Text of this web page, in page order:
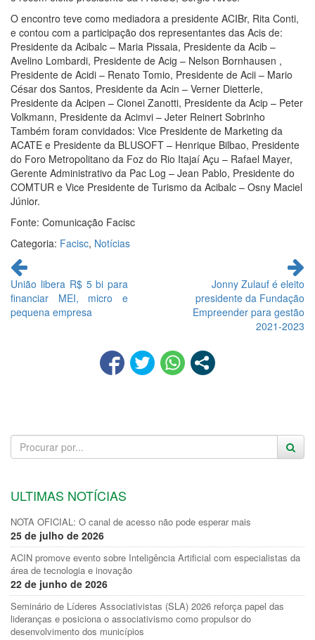
O encontro teve como mediadora a presidente ACIBr, Rita Conti,
e contou com a participação dos representantes das Acis de:
Presidente da Acibalc – Maria Pissaia, Presidente da Acib –
Avelino Lombardi, Presidente de Acig – Nelson Bornhausen ,
Presidente de Acidi – Renato Tomio, Presidente de Acii – Mario
César dos Santos, Presidente da Acin – Verner Dietterle,
Presidente da Acipen – Cionei Zanotti, Presidente da Acip – Peter
Volkmann, Presidente da Acimvi – Jeter Reinert Sobrinho
Também foram convidados: Vice Presidente de Marketing da
ACATE e Presidente da BLUSOFT – Henrique Bilbao, Presidente
do Foro Metropolitano da Foz do Rio Itajaí Açu – Rafael Mayer,
Gerente Administrativo da Pac Log – Jean Pablo, Presidente do
COMTUR e Vice Presidente de Turismo da Acibalc – Osny Maciel
Júnior.
Fonte: Comunicação Facisc
Categoria: Facisc, Notícias
Continue
lendo
União libera R$ 5 bi para
financiar MEI, micro e
pequena empresa
Jonny Zulauf é eleito
presidente da Fundação
Empreender para gestão
2021-2023
ULTIMAS NOTÍCIAS
NOTA OFICIAL: O canal de acesso não pode esperar mais
25 de julho de 2026
ACIN promove evento sobre Inteligência Artificial com especialistas da
área de tecnologia e inovação
22 de junho de 2026
Seminário de Líderes Associativistas (SLA) 2026 reforça papel das
lideranças e posiciona o associativismo como propulsor do
desenvolvimento dos municípios